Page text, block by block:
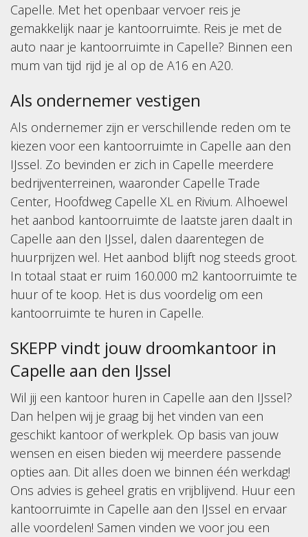
Capelle. Met het openbaar vervoer reis je
gemakkelijk naar je kantoorruimte. Reis je met de
auto naar je kantoorruimte in Capelle? Binnen een
mum van tijd rijd je al op de A16 en A20.
Als ondernemer vestigen
Als ondernemer zijn er verschillende reden om te
kiezen voor een kantoorruimte in Capelle aan den
IJssel. Zo bevinden er zich in Capelle meerdere
bedrijventerreinen, waaronder Capelle Trade
Center, Hoofdweg Capelle XL en Rivium. Alhoewel
het aanbod kantoorruimte de laatste jaren daalt in
Capelle aan den IJssel, dalen daarentegen de
huurprijzen wel. Het aanbod blijft nog steeds groot.
In totaal staat er ruim 160.000 m2 kantoorruimte te
huur of te koop. Het is dus voordelig om een
kantoorruimte te huren in Capelle.
SKEPP vindt jouw droomkantoor in
Capelle aan den IJssel
Wil jij een kantoor huren in Capelle aan den IJssel?
Dan helpen wij je graag bij het vinden van een
geschikt kantoor of werkplek. Op basis van jouw
wensen en eisen bieden wij meerdere passende
opties aan. Dit alles doen we binnen één werkdag!
Ons advies is geheel gratis en vrijblijvend. Huur een
kantoorruimte in Capelle aan den IJssel en ervaar
alle voordelen! Samen vinden we voor jou een